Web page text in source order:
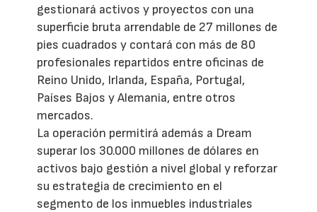
gestionará activos y proyectos con una
superficie bruta arrendable de 27 millones de
pies cuadrados y contará con más de 80
profesionales repartidos entre oficinas de
Reino Unido, Irlanda, España, Portugal,
Países Bajos y Alemania, entre otros
mercados.
La operación permitirá además a Dream
superar los 30.000 millones de dólares en
activos bajo gestión a nivel global y reforzar
su estrategia de crecimiento en el
segmento de los inmuebles industriales